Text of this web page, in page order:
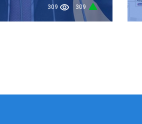
309 309